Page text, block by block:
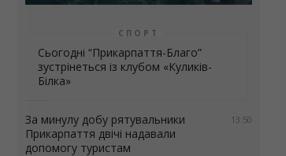
Контури обласного футболу:
Рогатинщина розпочинає
першою
СПОРТ
Сьогодні “Прикарпаття-Благо”
зустрінеться із клубом «Куликів-
Білка»
13:50
За минулу добу рятувальники
Прикарпаття двічі надавали
допомогу туристам